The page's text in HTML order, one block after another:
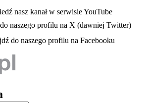
się w nowej karcie
nasz kanał w serwisie YouTube
karcie
naszego profilu na X (dawniej Twitter)
otwiera się w nowej karcie
do naszego profilu na Facebooku